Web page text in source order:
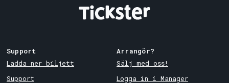
Support
Ladda ner biljett
Support
Arrangör?
Sälj med oss!
Logga in i Manager